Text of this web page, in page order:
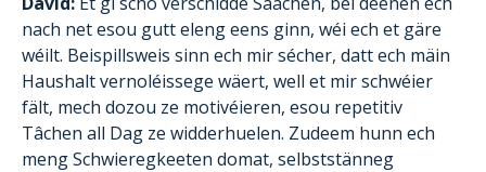
nach net esou gutt eleng eens ginn, wéi ech et gäre
wéilt. Beispillsweis sinn ech mir sécher, datt ech mäin
Haushalt vernoléissege wäert, well et mir schwéier
fält, mech dozou ze motivéieren, esou repetitiv
Tâchen all Dag ze widderhuelen. Zudeem hunn ech
meng Schwieregkeeten domat, selbststänneg